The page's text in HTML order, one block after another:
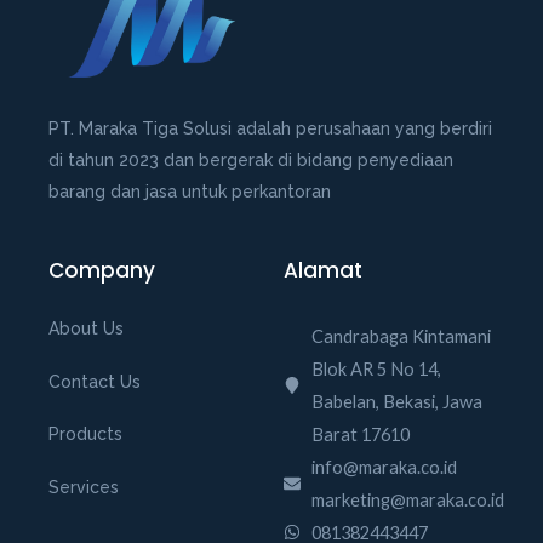
f
5
PT. Maraka Tiga Solusi adalah perusahaan yang berdiri
di tahun 2023 dan bergerak di bidang penyediaan
barang dan jasa untuk perkantoran
Company
About Us
Contact Us
Products
Services
Alamat
Candrabaga Kintamani
Blok AR 5 No 14,
Babelan, Bekasi, Jawa
Barat 17610
info@maraka.co.id
marketing@maraka.co.id
081382443447